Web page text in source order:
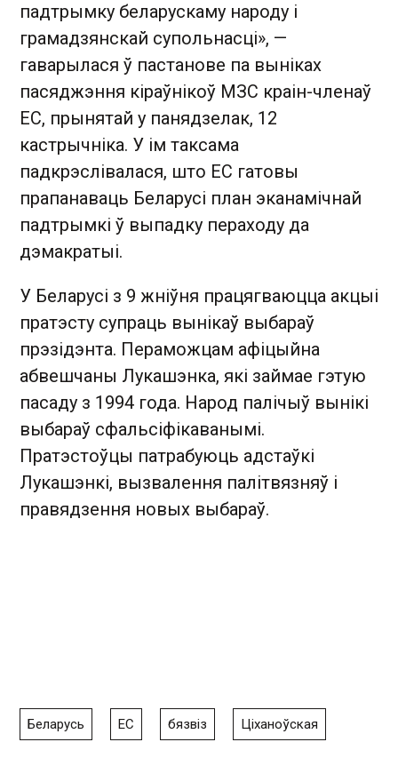
падтрымку беларускаму народу і
грамадзянскай супольнасці», —
гаварылася ў пастанове па выніках
пасяджэння кіраўнікоў МЗС краін-членаў
ЕС, прынятай у панядзелак, 12
кастрычніка. У ім таксама
падкрэслівалася, што ЕС гатовы
прапанаваць Беларусі план эканамічнай
падтрымкі ў выпадку пераходу да
дэмакратыі.
У Беларусі з 9 жніўня працягваюцца акцыі
пратэсту супраць вынікаў выбараў
прэзідэнта. Пераможцам афіцыйна
абвешчаны Лукашэнка, які займае гэтую
пасаду з 1994 года. Народ палічыў вынікі
выбараў сфальсіфікаванымі.
Пратэстоўцы патрабуюць адстаўкі
Лукашэнкі, вызвалення палітвязняў і
правядзення новых выбараў.
Беларусь ЕС бязвіз Ціханоўская